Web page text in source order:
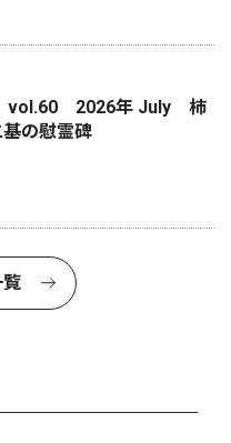
vol.60 2026年 July 柿
の慰霊碑
覧